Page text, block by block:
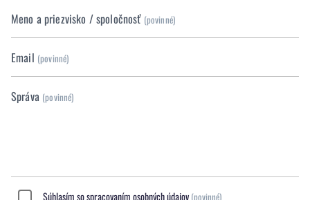
Meno a priezvisko / spoločnosť (povinné)
Email (povinné)
Správa (povinné)
Súhlasím sospracovaním osobných údajov (povinné)